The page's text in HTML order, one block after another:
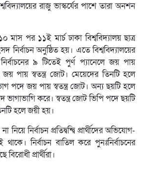
রাজু ভাস্কর্যের পাশে তারা অনশন
মাস পর ১১ই মার্চ ঢাকা বিশ্ববিদ্যালয় ছাত্র
অনুষ্ঠিত হয়। এতে বিশ্ববিদ্যালয়ের
৯ টিতেই পুর্ণ প্যানেলে জয় পায়
পায় স্বতন্ত্র জোট। মেয়েদের তিনটি হলে
পদে জয় পায় স্বতন্ত্র জোট। অন্য ছয়টি হলে
ভাগাভাগি করে। স্বতন্ত্র জোট ভিপি পদে ছয়টি
হলে জয়ী হয়।
নির্বাচন প্রতিদ্বন্দ্বি প্রার্থীদের অভিযোগ-
নির্বাচন বাতিল করে পুনঃনির্বাচনের
প্রার্থীরা।